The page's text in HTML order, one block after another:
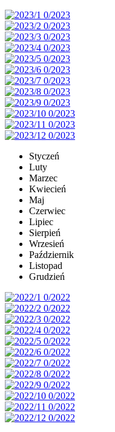
Styczeń
Luty
Marzec
Kwiecień
Maj
Czerwiec
Lipiec
Sierpień
Wrzesień
Październik
Listopad
Grudzień